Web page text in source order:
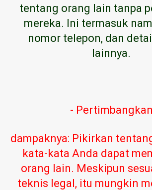
tentang orang lain tanpa
mereka. Ini termasuk
nomor telepon, dan
lainnya.
- Pertimbangkan
dampaknya: Pikirkan
kata-kata Anda dapat
orang lain. Meskipun
teknis legal, itu mungkin